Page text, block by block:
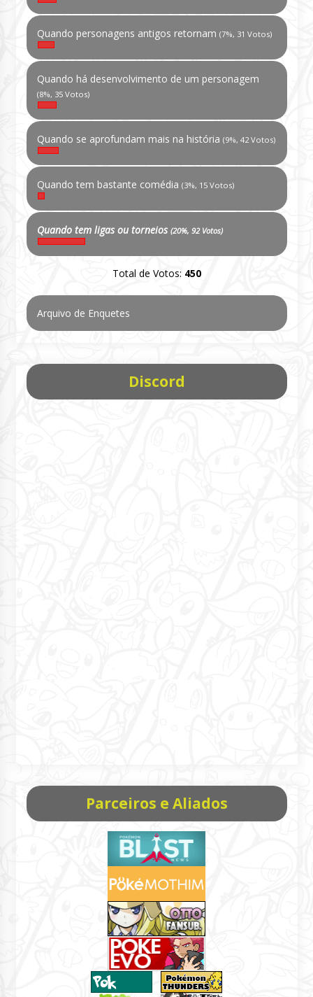
Quando personagens antigos retornam (7%, 31 Votos)
Quando há desenvolvimento de um personagem
(8%, 35 Votos)
Quando se aprofundam mais na história (9%, 42 Votos)
Quando tem bastante comédia (3%, 15 Votos)
Quando tem ligas ou torneios (20%, 92 Votos)
Total de Votos: 450
Arquivo de Enquetes
Discord
Parceiros e Aliados